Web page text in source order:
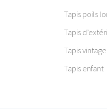
Tapis poils
Tapis
Tapis vintage
Tapis enfant